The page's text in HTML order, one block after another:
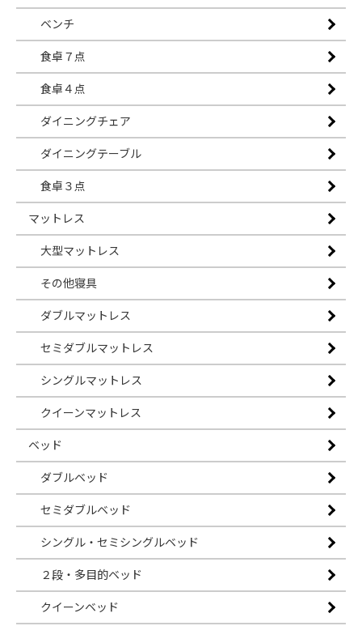
ベンチ
食卓７点
食卓４点
ダイニングチェア
ダイニングテーブル
食卓３点
マットレス
大型マットレス
その他寝具
ダブルマットレス
セミダブルマットレス
シングルマットレス
クイーンマットレス
ベッド
ダブルベッド
セミダブルベッド
シングル・セミシングルベッド
２段・多目的ベッド
クイーンベッド